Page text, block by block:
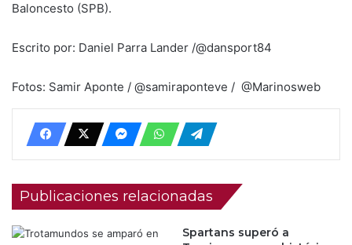
Baloncesto (SPB).
Escrito por: Daniel Parra Lander /@dansport84
Fotos: Samir Aponte / @samiraponteve / @Marinosweb
Publicaciones relacionadas
Spartans superó a